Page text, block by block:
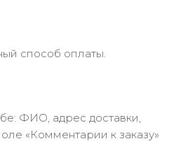
способ оплаты.
ФИО, адрес доставки,
«Комментарии к заказу»